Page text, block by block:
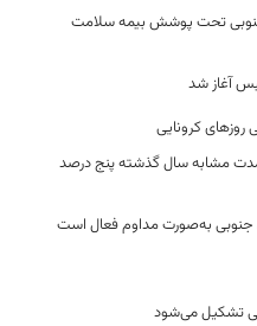
جنوبی تحت پوشش بیمه سلامت
آغاز شد
روزهای کرونایی
مشابه سال گذشته پنج درصد
جنوبی به‌صورت مداوم فعال است
تشکیل می‌شود